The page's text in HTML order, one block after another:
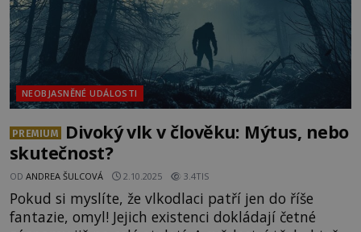
NEOBJASNĚNÉ UDÁLOSTI
PREMIUM
Divoký vlk v člověku: Mýtus, nebo
skutečnost?
OD ANDREA ŠULCOVÁ 2.10.2025 3.4TIS
Pokud si myslíte, že vlkodlaci patří jen do říše
fantazie, omyl! Jejich existenci dokládají četné